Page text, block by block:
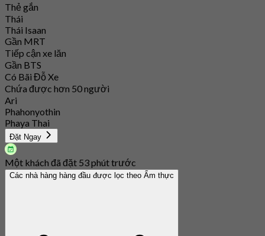
Thẻ gắn
Thái
Thái Isaan
Gần MRT
Tiếp cận xe lăn
Gần BTS
Có Bãi Đỗ Xe
Chứa được hơn 50 người
Ari
Phahonyothin
Phaya Thai
Đặt Ngay
Một khách đã đặt 53 phút trước
Các nhà hàng hàng đầu được lọc theo Ẩm thực